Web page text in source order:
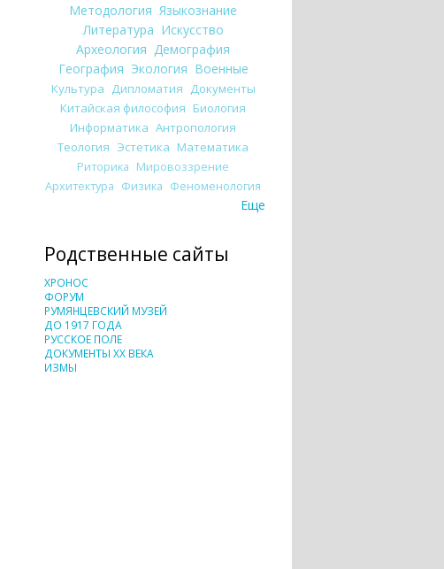
Методология Языкознание
Литература Искусство
Археология Демография
География Экология Военные
Культура Дипломатия Документы
Китайская философия Биология
Информатика Антропология
Теология Эстетика Математика
Риторика Мировоззрение
Архитектура Физика Феноменология
Еще
Родственные сайты
ХРОНОС
ФОРУМ
РУМЯНЦЕВСКИЙ МУЗЕЙ
ДО 1917 ГОДА
РУССКОЕ ПОЛЕ
ДОКУМЕНТЫ XX ВЕКА
ИЗМЫ